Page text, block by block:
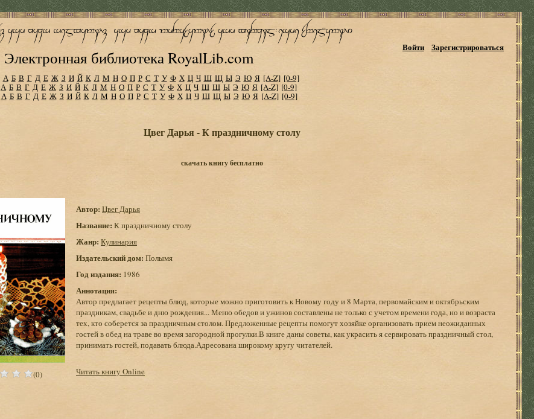
Электронная библиотека RoyalLib.com
Войти Зарегистрироваться
А Б В Г Д Е Ж З И Й К Л М Н О П Р С Т У Ф Х Ц Ч Ш Щ Ы Э Ю Я [A-Z] [0-9]
А Б В Г Д Е Ж З И Й К Л М Н О П Р С Т У Ф Х Ц Ч Ш Щ Ы Э Ю Я [A-Z] [0-9]
А Б В Г Д Е Ж З И Й К Л М Н О П Р С Т У Ф Х Ц Ч Ш Щ Ы Э Ю Я [A-Z] [0-9]
Цвег Дарья - К праздничному столу
скачать книгу бесплатно
(0)
Автор: Цвег Дарья
Название: К праздничному столу
Жанр: Кулинария
Издательский дом: Полымя
Год издания: 1986
Аннотация:
Автор предлагает рецепты блюд, которые можно приготовить к Новому году и 8 Марта, первомайским и октябрьским
праздникам, свадьбе и дню рождения... Меню обедов и ужинов составлены не только с учетом времени года, но и возраста
тех, кто соберется за праздничным столом. Предложенные рецепты помогут хозяйке организовать прием неожиданных
гостей в обед на траве во время загородной прогулки.В книге даны советы, как украсить я сервировать праздничный стол,
принимать гостей, подавать блюда.Адресована широкому кругу читателей.
Читать книгу Online